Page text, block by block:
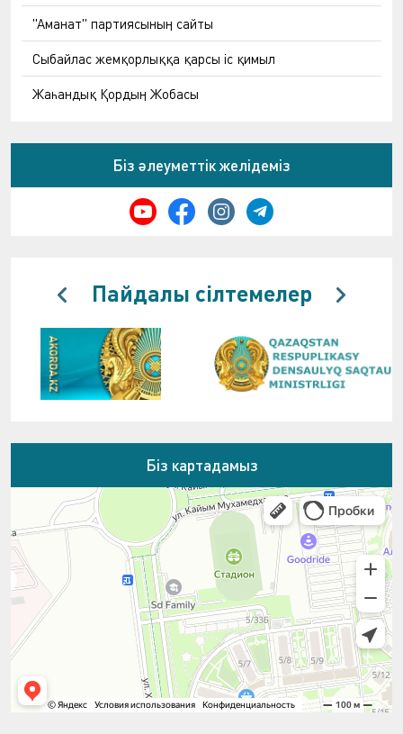
"Аманат" партиясының сайты
Сыбайлас жемқорлыққа қарсы іс қимыл
Жаһандық Қордың Жобасы
Біз әлеуметтік желідеміз
Пайдалы сілтемелер
Біз картадамыз